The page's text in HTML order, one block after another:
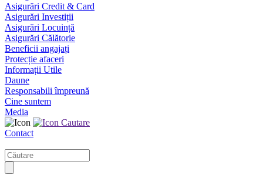
Asigurări Credit & Card
Asigurări Investiții
Asigurări Locuință
Asigurări Călătorie
Beneficii angajați
Protecție afaceri
Informații Utile
Daune
Responsabili împreună
Cine suntem
Media
Cautare
Contact